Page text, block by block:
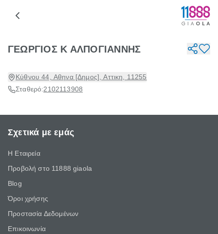
ΓΕΩΡΓΙΟΣ Κ ΑΛΠΟΓΙΑΝΝΗΣ
Κύθνου 44, Αθηνα [Δημος], Αττικη, 11255
Σταθερό:2102113908
Σχετικά με εμάς
Η Εταιρεία
Προβολή στο 11888 giaola
Blog
Όροι χρήσης
Προστασία Δεδομένων
Επικοινωνία